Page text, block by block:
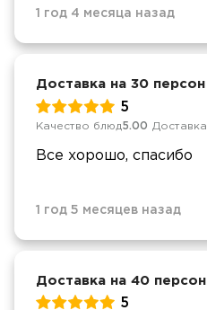
1 год 4 месяца назад
Доставка на 30 персон
5
Качество блюд5.00 Доставка
Все хорошо, спасибо
1 год 5 месяцев назад
Доставка на 40 персон
5